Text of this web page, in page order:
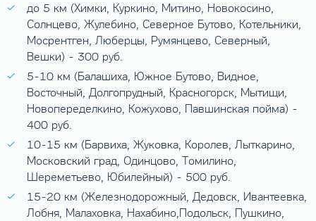
до 5 км (Химки, Куркино, Митино, Новокосино,
Солнцево, Жулебино, Северное Бутово, Котельники,
Мосрентген, Люберцы, Румянцево, Северный,
Вешки) - 300 руб.
5-10 км (Балашиха, Южное Бутово, Видное,
Восточный, Долгопрудный, Красногорск, Мытищи,
Новопеределкино, Кожухово, Павшинская пойма) -
400 руб.
10-15 км (Барвиха, Жуковка, Королев, Лыткарино,
Московский град, Одинцово, Томилино,
Шереметьево, Юбилейный) - 500 руб.
15-20 км (Железнодорожный, Дедовск, Ивантеевка,
Лобня, Малаховка, Нахабино,Подольск, Пушкино,